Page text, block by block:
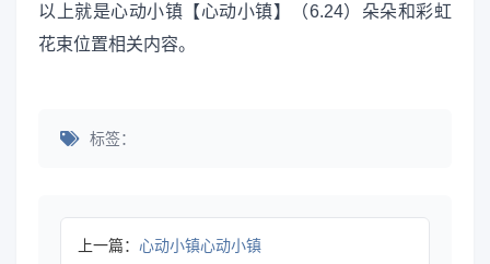
以上就是心动小镇【心动小镇】（6.24）朵朵和彩虹
花束位置相关内容。
标签：
上一篇： 心动小镇心动小镇